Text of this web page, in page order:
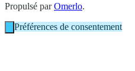
Propulsé parOmerlo.
Préférences de consentement